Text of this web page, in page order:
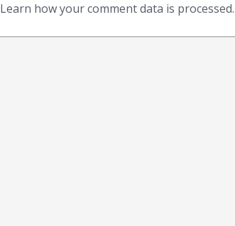
Learn how your comment data is processed.